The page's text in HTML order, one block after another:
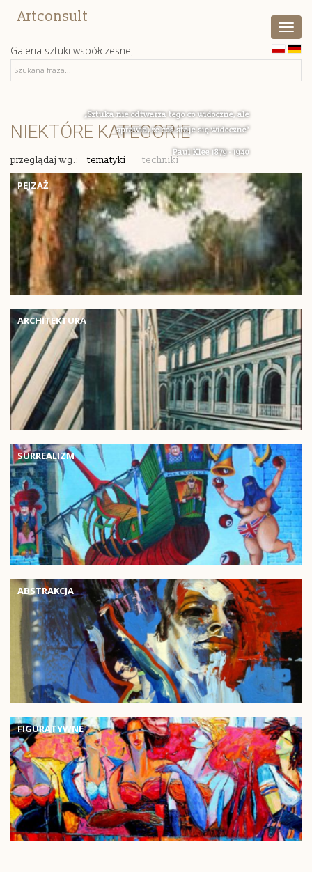
Artconsult
Galeria sztuki współczesnej
Pokaż
menu
„Sztuka nie odtwarza tego co widoczne, ale
sprawia, ze coś staje się widoczne”
Paul Klee 1879 - 1940
NIEKTÓRE KATEGORIE
przeglądaj wg.: tematyki techniki
PEJZAŻ
ARCHITEKTURA
SURREALIZM
ABSTRAKCJA
FIGURATYWNE